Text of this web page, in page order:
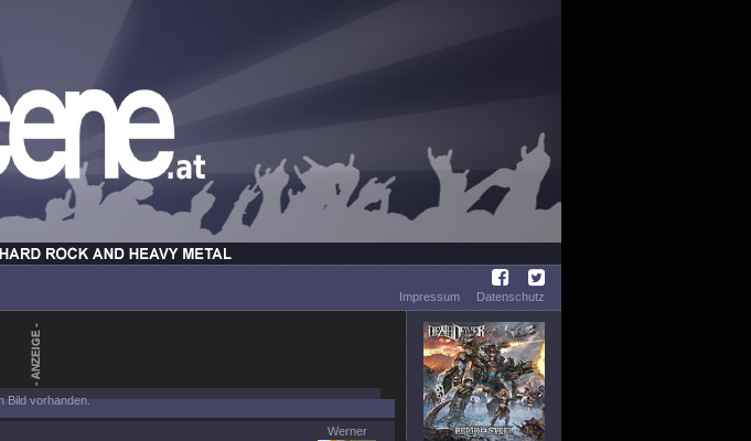
Impressum
Datenschutz
Bild vorhanden.
Werner